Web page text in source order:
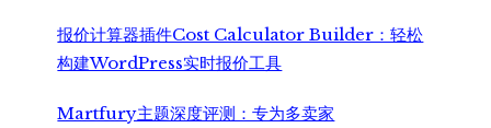
报价计算器插件Cost Calculator Builder：轻松
构建WordPress实时报价工具
Martfury主题深度评测：专为多卖家